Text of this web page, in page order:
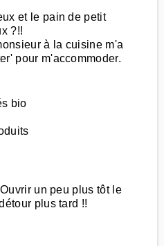
et le pain de petit
?!!
à la cuisine m'a
pour m'accommoder.
bio
un peu plus tôt le
plus tard !!